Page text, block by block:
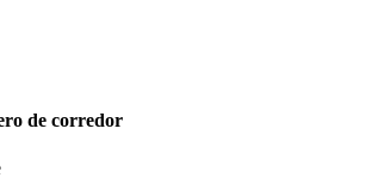
de corredor